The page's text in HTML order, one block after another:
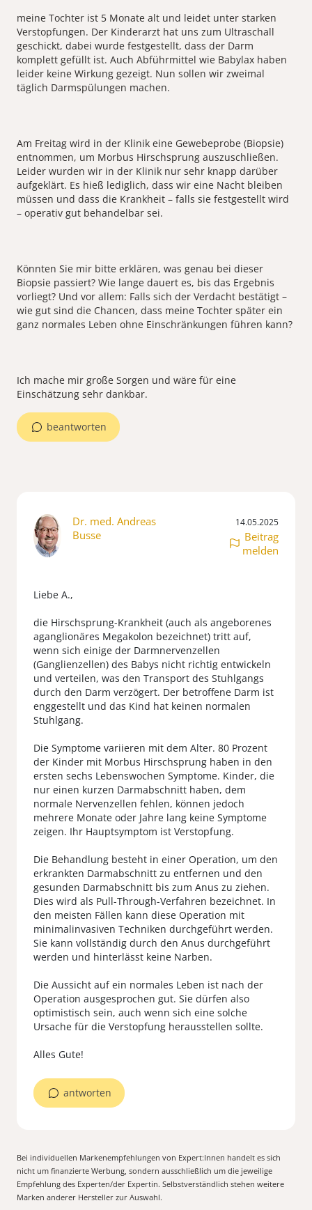
meine Tochter ist 5 Monate alt und leidet unter starken
Verstopfungen. Der Kinderarzt hat uns zum Ultraschall
geschickt, dabei wurde festgestellt, dass der Darm
komplett gefüllt ist. Auch Abführmittel wie Babylax haben
leider keine Wirkung gezeigt. Nun sollen wir zweimal
täglich Darmspülungen machen.
Am Freitag wird in der Klinik eine Gewebeprobe (Biopsie)
entnommen, um Morbus Hirschsprung auszuschließen.
Leider wurden wir in der Klinik nur sehr knapp darüber
aufgeklärt. Es hieß lediglich, dass wir eine Nacht bleiben
müssen und dass die Krankheit – falls sie festgestellt wird
– operativ gut behandelbar sei.
Könnten Sie mir bitte erklären, was genau bei dieser
Biopsie passiert? Wie lange dauert es, bis das Ergebnis
vorliegt? Und vor allem: Falls sich der Verdacht bestätigt –
wie gut sind die Chancen, dass meine Tochter später ein
ganz normales Leben ohne Einschränkungen führen kann?
Ich mache mir große Sorgen und wäre für eine
beantworten
Dr. med. Andreas
Busse
14.05.2025
Beitrag
melden
Liebe A.,
die Hirschsprung-Krankheit (auch als angeborenes
aganglionäres Megakolon bezeichnet) tritt auf,
wenn sich einige der Darmnervenzellen
(Ganglienzellen) des Babys nicht richtig entwickeln
und verteilen, was den Transport des Stuhlgangs
durch den Darm verzögert. Der betroffene Darm ist
enggestellt und das Kind hat keinen normalen
Stuhlgang.
Die Symptome variieren mit dem Alter. 80 Prozent
der Kinder mit Morbus Hirschsprung haben in den
ersten sechs Lebenswochen Symptome. Kinder, die
nur einen kurzen Darmabschnitt haben, dem
normale Nervenzellen fehlen, können jedoch
mehrere Monate oder Jahre lang keine Symptome
zeigen. Ihr Hauptsymptom ist Verstopfung.
Die Behandlung besteht in einer Operation, um den
erkrankten Darmabschnitt zu entfernen und den
gesunden Darmabschnitt bis zum Anus zu ziehen.
Dies wird als Pull-Through-Verfahren bezeichnet. In
den meisten Fällen kann diese Operation mit
minimalinvasiven Techniken durchgeführt werden.
Sie kann vollständig durch den Anus durchgeführt
werden und hinterlässt keine Narben.
Die Aussicht auf ein normales Leben ist nach der
Operation ausgesprochen gut. Sie dürfen also
optimistisch sein, auch wenn sich eine solche
Ursache für die Verstopfung herausstellen sollte.
antworten
Bei individuellen Markenempfehlungen von Expert:Innen handelt es sich
nicht um finanzierte Werbung, sondern ausschließlich um die jeweilige
Empfehlung des Experten/der Expertin. Selbstverständlich stehen weitere
Marken anderer Hersteller zur Auswahl.